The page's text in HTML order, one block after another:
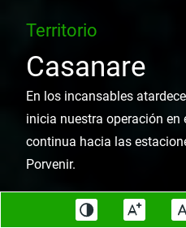
Territorio
Casanare
En los incansables
inicia nuestra operación en
continua hacia las
Porvenir.